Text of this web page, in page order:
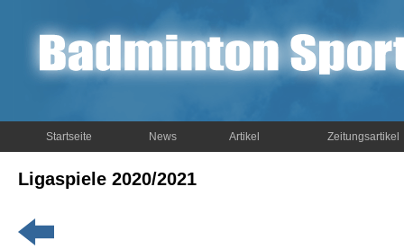
Startseite News Artikel Zeitungsartikel
Ligaspiele 2020/2021